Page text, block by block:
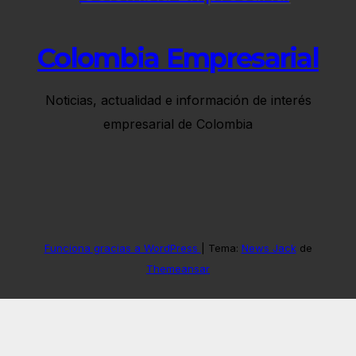
Colombia Empresarial
Noticias, actualidad e información de interés
empresarial de Colombia
Funciona gracias a WordPress Tema: News Jackde
Themeansar